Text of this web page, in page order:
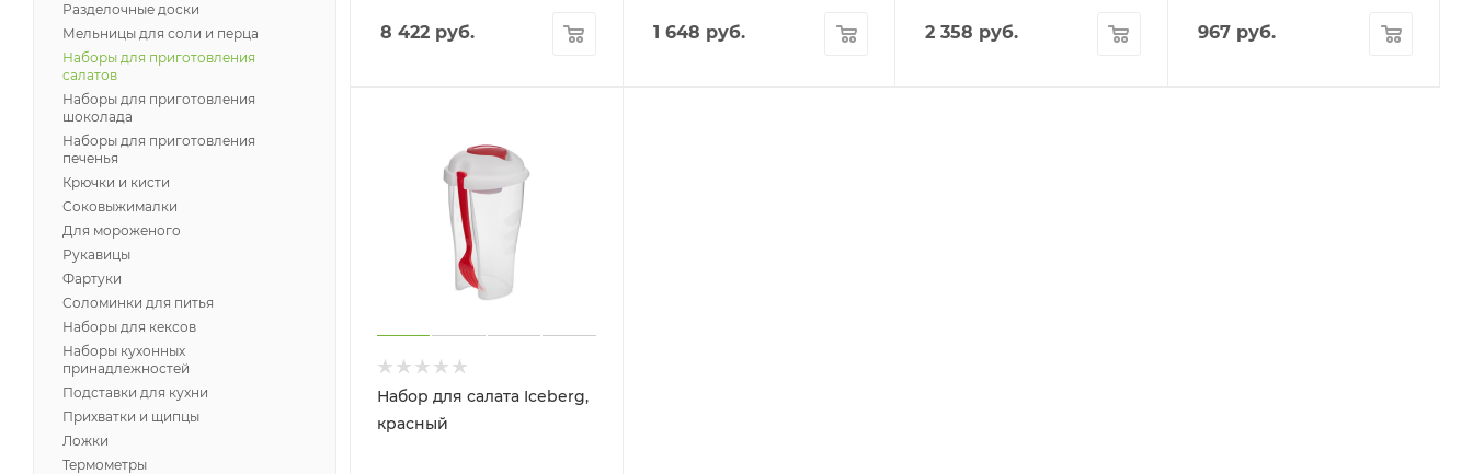
8 422 руб. 1 648 руб. 2 358 руб. 967руб.
Набор для салата Iceberg,
красный
Разделочные доски
Мельницы для соли и перца
Наборы для приготовления
салатов
Наборы для приготовления
шоколада
Наборы для приготовления
печенья
Крючки и кисти
Соковыжималки
Для мороженого
Рукавицы
Фартуки
Соломинки для питья
Наборы для кексов
Наборы кухонных
принадлежностей
Подставки для кухни
Прихватки и щипцы
Ложки
Термометры